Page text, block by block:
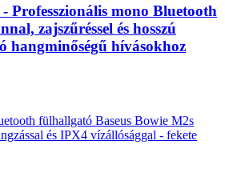
Professzionális mono Bluetooth
zajszűréssel és hosszú
hangminőségű hívásokhoz